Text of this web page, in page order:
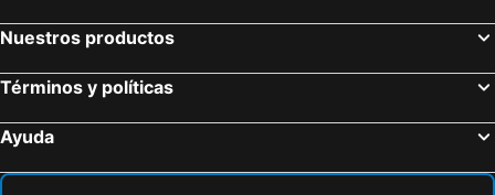
Nuestros productos
Términos y políticas
Ayuda